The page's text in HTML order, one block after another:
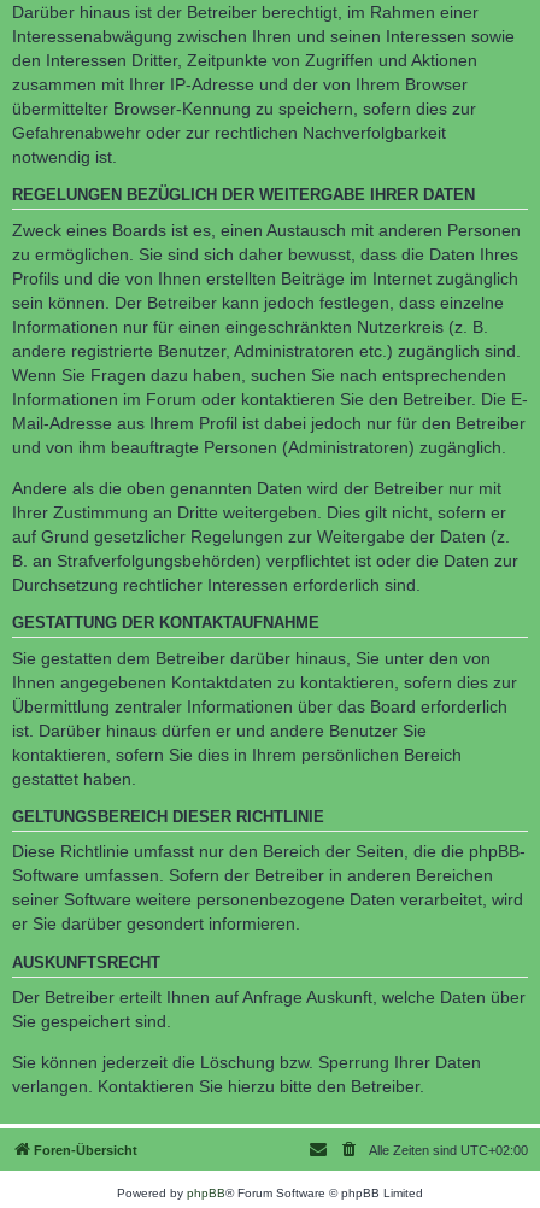
Darüber hinaus ist der Betreiber berechtigt, im Rahmen einer
Interessenabwägung zwischen Ihren und seinen Interessen sowie
den Interessen Dritter, Zeitpunkte von Zugriffen und Aktionen
zusammen mit Ihrer IP-Adresse und der von Ihrem Browser
übermittelter Browser-Kennung zu speichern, sofern dies zur
Gefahrenabwehr oder zur rechtlichen Nachverfolgbarkeit
notwendig ist.
REGELUNGEN BEZÜGLICH DER WEITERGABE IHRER DATEN
Zweck eines Boards ist es, einen Austausch mit anderen Personen
zu ermöglichen. Sie sind sich daher bewusst, dass die Daten Ihres
Profils und die von Ihnen erstellten Beiträge im Internet zugänglich
sein können. Der Betreiber kann jedoch festlegen, dass einzelne
Informationen nur für einen eingeschränkten Nutzerkreis (z. B.
andere registrierte Benutzer, Administratoren etc.) zugänglich sind.
Wenn Sie Fragen dazu haben, suchen Sie nach entsprechenden
Informationen im Forum oder kontaktieren Sie den Betreiber. Die E-
Mail-Adresse aus Ihrem Profil ist dabei jedoch nur für den Betreiber
und von ihm beauftragte Personen (Administratoren) zugänglich.
Andere als die oben genannten Daten wird der Betreiber nur mit
Ihrer Zustimmung an Dritte weitergeben. Dies gilt nicht, sofern er
auf Grund gesetzlicher Regelungen zur Weitergabe der Daten (z.
B. an Strafverfolgungsbehörden) verpflichtet ist oder die Daten zur
Durchsetzung rechtlicher Interessen erforderlich sind.
GESTATTUNG DER KONTAKTAUFNAHME
Sie gestatten dem Betreiber darüber hinaus, Sie unter den von
Ihnen angegebenen Kontaktdaten zu kontaktieren, sofern dies zur
Übermittlung zentraler Informationen über das Board erforderlich
ist. Darüber hinaus dürfen er und andere Benutzer Sie
kontaktieren, sofern Sie dies in Ihrem persönlichen Bereich
gestattet haben.
GELTUNGSBEREICH DIESER RICHTLINIE
Diese Richtlinie umfasst nur den Bereich der Seiten, die die phpBB-
Software umfassen. Sofern der Betreiber in anderen Bereichen
seiner Software weitere personenbezogene Daten verarbeitet, wird
er Sie darüber gesondert informieren.
AUSKUNFTSRECHT
Der Betreiber erteilt Ihnen auf Anfrage Auskunft, welche Daten über
Sie gespeichert sind.
Sie können jederzeit die Löschung bzw. Sperrung Ihrer Daten
verlangen. Kontaktieren Sie hierzu bitte den Betreiber.
Foren-Übersicht Alle Zeiten sind UTC+02:00
Powered by phpBB® Forum Software © phpBB Limited